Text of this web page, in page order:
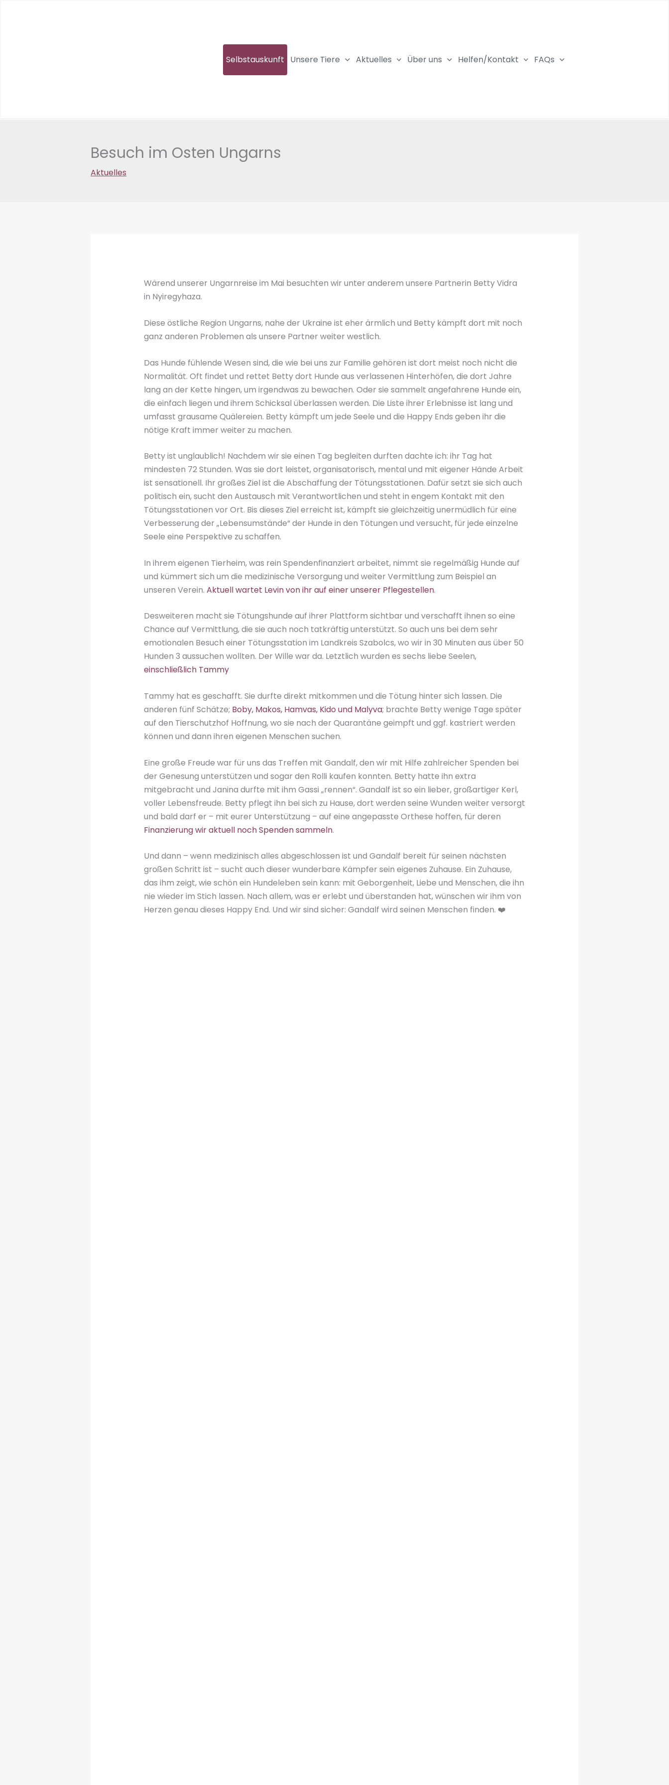
Selbstauskunft Unsere Tiere Aktuelles Über uns Helfen/Kontakt FAQs
Besuch im Osten Ungarns
Aktuelles
Wärend unserer Ungarnreise im Mai besuchten wir unter anderem unsere Partnerin Betty Vidra
in Nyiregyhaza.
Diese östliche Region Ungarns, nahe der Ukraine ist eher ärmlich und Betty kämpft dort mit noch
ganz anderen Problemen als unsere Partner weiter westlich.
Das Hunde fühlende Wesen sind, die wie bei uns zur Familie gehören ist dort meist noch nicht die
Normalität. Oft findet und rettet Betty dort Hunde aus verlassenen Hinterhöfen, die dort Jahre
lang an der Kette hingen, um irgendwas zu bewachen. Oder sie sammelt angefahrene Hunde ein,
die einfach liegen und ihrem Schicksal überlassen werden. Die Liste ihrer Erlebnisse ist lang und
umfasst grausame Quälereien. Betty kämpft um jede Seele und die Happy Ends geben ihr die
nötige Kraft immer weiter zu machen.
Betty ist unglaublich! Nachdem wir sie einen Tag begleiten durften dachte ich: ihr Tag hat
mindesten 72 Stunden. Was sie dort leistet, organisatorisch, mental und mit eigener Hände Arbeit
ist sensationell. Ihr großes Ziel ist die Abschaffung der Tötungsstationen. Dafür setzt sie sich auch
politisch ein, sucht den Austausch mit Verantwortlichen und steht in engem Kontakt mit den
Tötungsstationen vor Ort. Bis dieses Ziel erreicht ist, kämpft sie gleichzeitig unermüdlich für eine
Verbesserung der „Lebensumstände“ der Hunde in den Tötungen und versucht, für jede einzelne
Seele eine Perspektive zu schaffen.
In ihrem eigenen Tierheim, was rein Spendenfinanziert arbeitet, nimmt sie regelmäßig Hunde auf
und kümmert sich um die medizinische Versorgung und weiter Vermittlung zum Beispiel an
unseren Verein. Aktuell wartet Levin von ihr auf einer unserer Pflegestellen.
Desweiteren macht sie Tötungshunde auf ihrer Plattform sichtbar und verschafft ihnen so eine
Chance auf Vermittlung, die sie auch noch tatkräftig unterstützt. So auch uns bei dem sehr
emotionalen Besuch einer Tötungsstation im Landkreis Szabolcs, wo wir in 30 Minuten aus über 50
Hunden 3 aussuchen wollten. Der Wille war da. Letztlich wurden es sechs liebe Seelen,
einschließlich Tammy
Tammy hat es geschafft. Sie durfte direkt mitkommen und die Tötung hinter sich lassen. Die
anderen fünf Schätze; Boby, Makos, Hamvas, Kido und Malyva; brachte Betty wenige Tage später
auf den Tierschutzhof Hoffnung, wo sie nach der Quarantäne geimpft und ggf. kastriert werden
können und dann ihren eigenen Menschen suchen.
Eine große Freude war für uns das Treffen mit Gandalf, den wir mit Hilfe zahlreicher Spenden bei
der Genesung unterstützen und sogar den Rolli kaufen konnten. Betty hatte ihn extra
mitgebracht und Janina durfte mit ihm Gassi „rennen“. Gandalf ist so ein lieber, großartiger Kerl,
voller Lebensfreude. Betty pflegt ihn bei sich zu Hause, dort werden seine Wunden weiter versorgt
und bald darf er – mit eurer Unterstützung – auf eine angepasste Orthese hoffen, für deren
Finanzierung wir aktuell noch Spenden sammeln.
Und dann – wenn medizinisch alles abgeschlossen ist und Gandalf bereit für seinen nächsten
großen Schritt ist – sucht auch dieser wunderbare Kämpfer sein eigenes Zuhause. Ein Zuhause,
das ihm zeigt, wie schön ein Hundeleben sein kann: mit Geborgenheit, Liebe und Menschen, die ihn
nie wieder im Stich lassen. Nach allem, was er erlebt und überstanden hat, wünschen wir ihm von
Herzen genau dieses Happy End. Und wir sind sicher: Gandalf wird seinen Menschen finden. ❤️